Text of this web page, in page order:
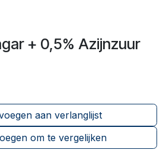
+ 0,5% Azijnzuur
om te vergelijken
aan verlanglijst